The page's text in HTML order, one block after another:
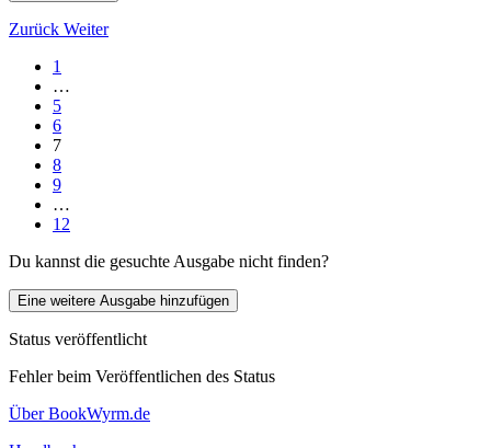
Zurück Weiter
1
…
5
6
7
8
9
…
12
Du kannst die gesuchte Ausgabe nicht finden?
Eine weitere Ausgabe hinzufügen
Status veröffentlicht
Fehler beim Veröffentlichen des Status
Über BookWyrm.de